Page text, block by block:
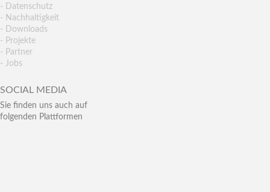
- Datenschutz
- Nachhaltigkeit
- Downloads
- Projekte
- Partner
- Jobs
SOCIAL MEDIA
Sie finden uns auch auf
folgenden Plattformen